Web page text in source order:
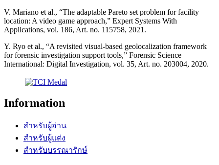
V. Mariano et al., “The adaptable Pareto set problem for facility
location: A video game approach,” Expert Systems With
Applications, vol. 186, Art. no. 115758, 2021.
Y. Ryo et al., “A revisited visual-based geolocalization framework
for forensic investigation support tools,” Forensic Science
International: Digital Investigation, vol. 35, Art. no. 203004, 2020.
Information
สำหรับผู้อ่าน
สำหรับผู้แต่ง
สำหรับบรรณารักษ์